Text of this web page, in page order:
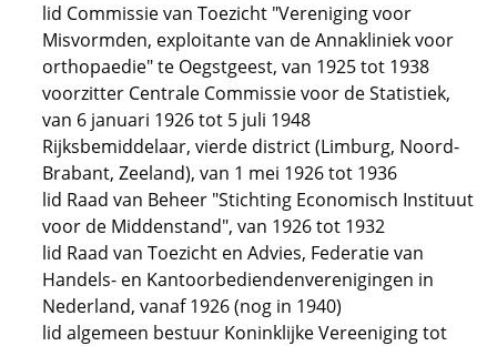
lid Commissie van Toezicht "Vereniging voor
Misvormden, exploitante van de Annakliniek voor
orthopaedie" te Oegstgeest, van 1925 tot 1938
voorzitter Centrale Commissie voor de Statistiek,
van 6 januari 1926 tot 5 juli 1948
Rijksbemiddelaar, vierde district (Limburg, Noord-
Brabant, Zeeland), van 1 mei 1926 tot 1936
lid Raad van Beheer "Stichting Economisch Instituut
voor de Middenstand", van 1926 tot 1932
lid Raad van Toezicht en Advies, Federatie van
Handels- en Kantoorbediendenverenigingen in
Nederland, vanaf 1926 (nog in 1940)
lid algemeen bestuur Koninklijke Vereeniging tot